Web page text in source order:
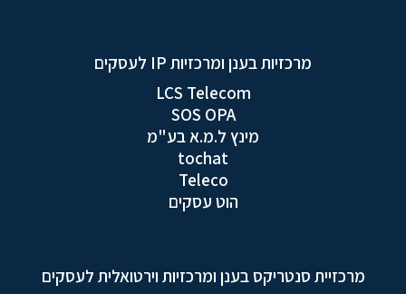
מרכזיות בענן ומרכזיות IP לעסקים
LCS Telecom
SOS OPA
מינץ ל.מ.א בע"מ
tochat
Teleco
הוט עסקים
מרכזיית סנטריקס בענן ומרכזיות וירטואלית לעסקים